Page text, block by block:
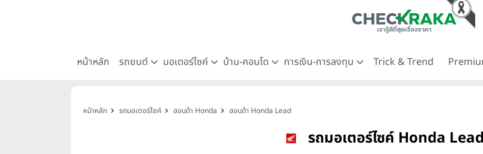
หน้าหลัก รถยนต์ มอเตอร์ไซค์ บ้าน-คอนโด การเงิน-การลงทุน Trick & Trend
หน้าหลัก รถมอเตอร์ไซค์ ฮอนด้า Honda ฮอนด้า Honda Lead
รถมอเตอร์ไซค์ Honda